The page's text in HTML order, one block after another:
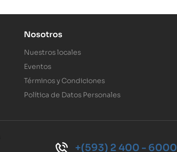
Nosotros
Nuestros locales
Eventos
Términos y Condiciones
Política de Datos Personales
+(593) 2 400 - 6000